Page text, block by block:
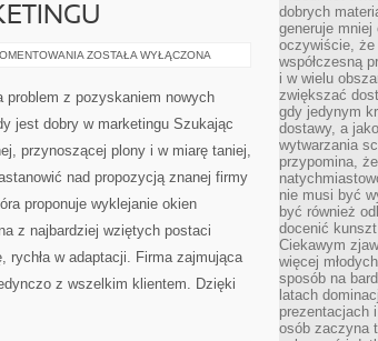
BARDZO
PROBLEM
POZYSKANIEM
KLIENTÓW.
KAŻDY
JEST
DOBRY
W
MARKETINGU
ZOSTAŁA WYŁĄCZONA
problem z pozyskaniem nowych
jest dobry w marketingu Szukając
przynoszącej plony i w miarę taniej,
nad propozycją znanej firmy
proponuje wyklejanie okien
z najbardziej wziętych postaci
rychła w adaptacji. Firma zajmująca
z wszelkim klientem. Dzięki
dobrych
generuje mniej
oczywiście, że
współczesną
i w wielu
zwiększać
gdy jedynym
dostawy, a
wytwarzania
przypomina,
nie musi być
być również
docenić
Ciekawym
więcej
sposób na
latach
prezentacjach
osób zaczyna